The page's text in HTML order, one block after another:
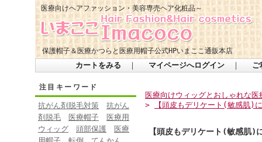
保護帽子＆医療かつらと医療用帽子公式HPいまここ通販本店
医療向けヘアファッション・美容専売ヘア化粧品～
カートをみる ｜ マイページへログイン ｜ ご
注目キーワード
抗がん剤脱毛対策
抗がん
剤脱毛
医療帽子
医療用
ウィッグ
頭部保護
医療
医療向けウィッグとおしゃれな
>
【頭皮もデリケート(敏感肌)
【頭皮もデリケート(敏感肌)